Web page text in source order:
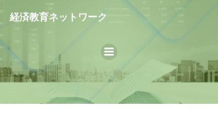
ツ
経済教育ネットワーク